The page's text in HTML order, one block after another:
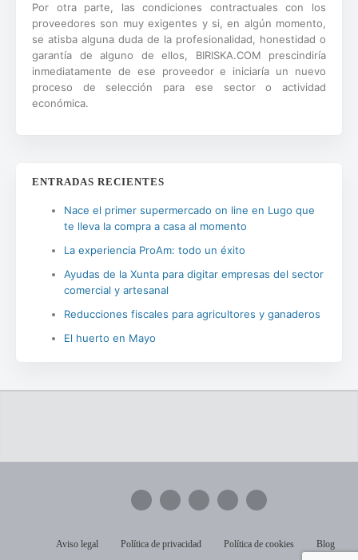
Por otra parte, las condiciones contractuales con los
proveedores son muy exigentes y si, en algún momento,
se atisba alguna duda de la profesionalidad, honestidad o
garantía de alguno de ellos, BIRISKA.COM prescindiría
inmediatamente de ese proveedor e iniciaría un nuevo
proceso de selección para ese sector o actividad
económica.
ENTRADAS RECIENTES
Nace el primer supermercado on line en Lugo que
te lleva la compra a casa al momento
La experiencia ProAm: todo un éxito
Ayudas de la Xunta para digitar empresas del sector
comercial y artesanal
Reducciones fiscales para agricultores y ganaderos
El huerto en Mayo
Aviso legal Política de privacidad Política de cookies Blog